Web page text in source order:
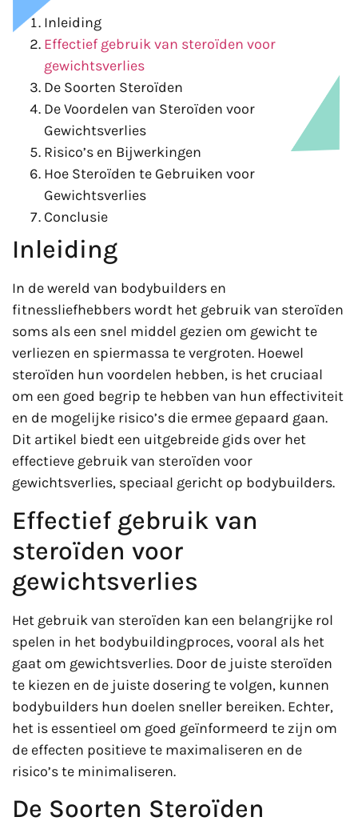
Inleiding
Effectief gebruik van steroïden voor
gewichtsverlies
De Soorten Steroïden
De Voordelen van Steroïden voor
Gewichtsverlies
Risico’s en Bijwerkingen
Hoe Steroïden te Gebruiken voor
Gewichtsverlies
Conclusie
Inleiding
In de wereld van bodybuilders en
fitnessliefhebbers wordt het gebruik van steroïden
soms als een snel middel gezien om gewicht te
verliezen en spiermassa te vergroten. Hoewel
steroïden hun voordelen hebben, is het cruciaal
om een goed begrip te hebben van hun effectiviteit
en de mogelijke risico’s die ermee gepaard gaan.
Dit artikel biedt een uitgebreide gids over het
effectieve gebruik van steroïden voor
gewichtsverlies, speciaal gericht op bodybuilders.
Effectief gebruik van
steroïden voor
gewichtsverlies
Het gebruik van steroïden kan een belangrijke rol
spelen in het bodybuildingproces, vooral als het
gaat om gewichtsverlies. Door de juiste steroïden
te kiezen en de juiste dosering te volgen, kunnen
bodybuilders hun doelen sneller bereiken. Echter,
het is essentieel om goed geïnformeerd te zijn om
de effecten positieve te maximaliseren en de
risico’s te minimaliseren.
De Soorten Steroïden